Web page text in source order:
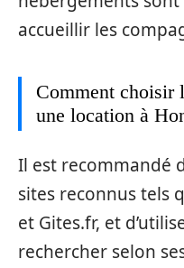
accueillir les
Comment choisir
une location à
Il est recommandé
sites reconnus tels
et Gites.fr, et
rechercher selon